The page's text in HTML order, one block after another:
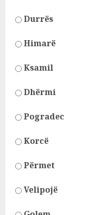
Durrës
Himarë
Ksamil
Dhërmi
Pogradec
Korcë
Përmet
Velipojë